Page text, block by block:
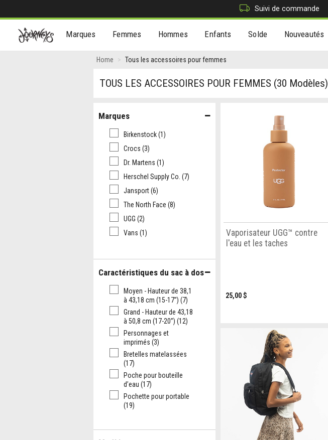
Suivi de commande
contenu]
Marques Femmes Hommes Enfants Solde Nouveautés
Home Tous les accessoires pour femmes
TOUS LES ACCESSOIRES POUR FEMMES (30 Modèles)
Marques
Birkenstock(1)
Crocs (3)
Dr. Martens (1)
Herschel Supply Co. (7)
Jansport(6)
The North Face (8)
UGG (2)
Vans (1)
Caractéristiques du sac à dos
Moyen - Hauteur de 38,1
à 43,18 cm (15-17’’) (7)
Grand - Hauteur de 43,18
à 50,8 cm (17-20’’) (12)
Personnages et
imprimés (3)
Bretelles matelassées
(17)
Poche pour bouteille
d’eau (17)
Pochette pour portable
(19)
Vaporisateur UGG™ contre
l'eau et les taches
25,00 $